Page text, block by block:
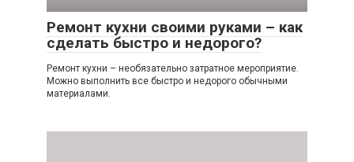
Ремонт кухни своими руками – как
сделать быстро и недорого?
Ремонт кухни – необязательно затратное мероприятие.
Можно выполнить все быстро и недорого обычными
материалами.